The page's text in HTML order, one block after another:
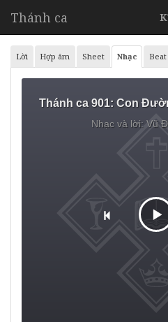
Thánh ca
Lời Hợp âm Sheet Nhạc Beat
Thánh ca 901: Con
Nhạc và lời: Vũ